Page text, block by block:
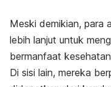
Meski demikian, para
lebih lanjut untuk
bermanfaat
Di sisi lain, mereka